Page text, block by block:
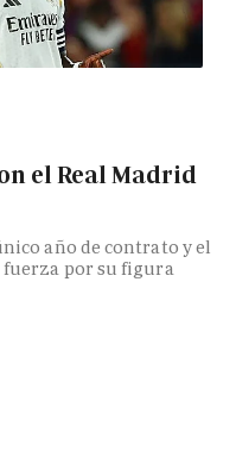
el Real Madrid
año de contrato y el
fuerza por su figura